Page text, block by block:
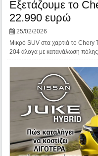
Εξετάζουμε το
22.990 ευρώ
25/02/2026
Μικρό SUV στα χαρτιά το Chery
204 άλογα με κατανάλωση πόλης